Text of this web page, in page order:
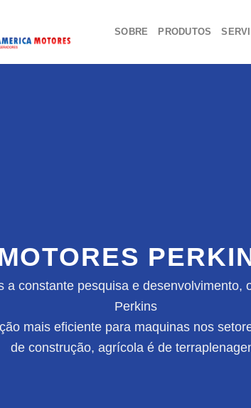
SOBRE PRODUTOS
a constante pesquisa e desenvolvimento,
Perkins
mais eficiente para maquinas nos
de construção, agrícola é de